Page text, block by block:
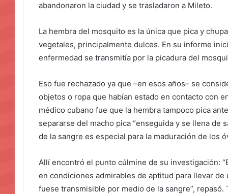
abandonaron la ciudad y se trasladaron a Mileto.
La hembra del mosquito es la única que pica y
vegetales, principalmente dulces. En su informe
enfermedad se transmitía por la picadura del
Eso fue rechazado ya que –en esos años– se
objetos o ropa que habían estado en contacto con
médico cubano fue que la hembra tampoco pica
separarse del macho pica “enseguida y se llena de
de la sangre es especial para la maduración de los
Allí encontró el punto cúlmine de su investigación:
en condiciones admirables de aptitud para llevar
fuese transmisible por medio de la sangre”,